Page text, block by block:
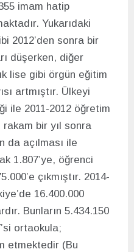
imam hatip
Yukarıdaki
2012’den sonra bir
düşerken, diğer
lise gibi örgün eğitim
artmıştır. Ülkeyi
ile 2011-2012 öğretim
rakam bir yıl sonra
da açılması ile
1.807’ye, öğrenci
çıkmıştır. 2014-
16.400.000
Bunların 5.434.150
ortaokula;
etmektedir (Bu